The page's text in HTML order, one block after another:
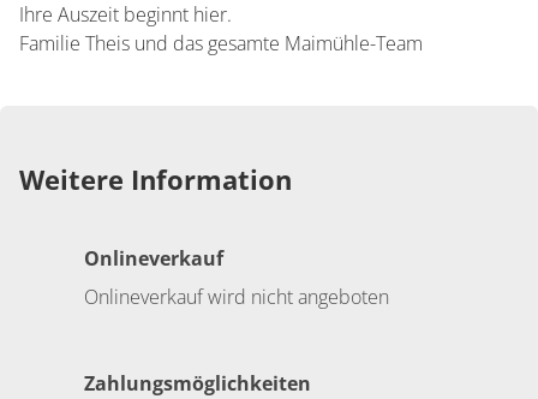
​Ihre Auszeit beginnt hier.
Familie Theis und das gesamte Maimühle-Team
Weitere Information
Onlineverkauf
Onlineverkauf wird nicht angeboten
Zahlungsmöglichkeiten